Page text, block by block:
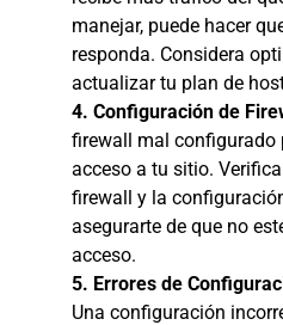
manejar, puede hacer
responda. Considera
actualizar tu plan de
4. Configuración de
firewall mal configurado
acceso a tu sitio.
firewall y la
asegurarte de que no
acceso.
5. Errores de
Una configuración